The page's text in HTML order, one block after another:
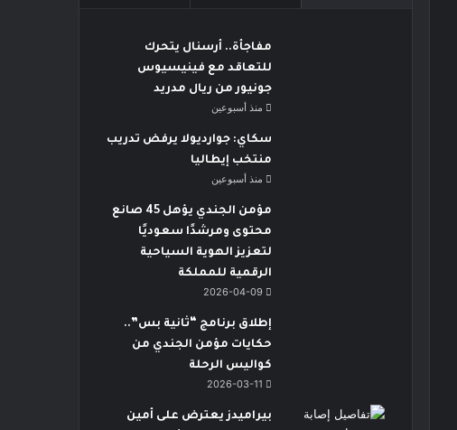
مفاجأة.. أرسنال يتحرك
للتعاقد مع فينيسيوس
جونيور من ريال مدريد
منذ أسبوعين
سكاي: جوارديولا يرفض تدريب
منتخب إيطاليا
منذ أسبوعين
مؤمن الجندي يؤهل 45 صانع
محتوى ومرشدًا سعوديًا
لتعزيز الهوية السياحية
الرقمية للمملكة
2026-04-09
إطلاق برنامج “ثانية بس”..
حكايات مؤمن الجندي من
كواليس الرحلة
2026-03-11
بيراميدز يعترض على أمين